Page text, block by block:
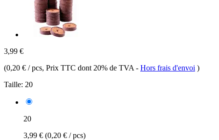
3,99 €
(0,20 € / pcs, Prix TTC dont 20% de TVA - Hors frais d'envoi )
Taille: 20
20
3,99 € (0,20 € / pcs)